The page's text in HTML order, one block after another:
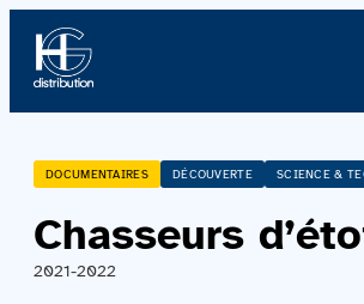
À propos
Profil
DOCUMENTAIRES DÉCOUVERTE SCIENCE &
Chasseurs
2021-2022